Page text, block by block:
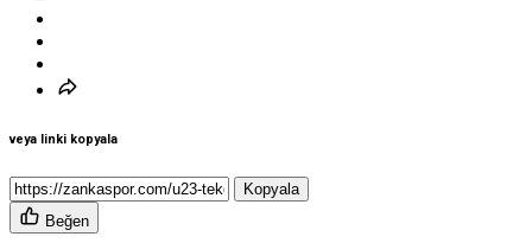
veya linki kopyala
Kopyala
Beğen